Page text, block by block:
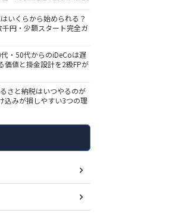
はいくらから始められる？
円・少額スタート完全ガ
代・50代からのiDeCoは遅
価値と掛金設計を2級FPが
さと納税はいつやるのが
込みが損しやすい3つの理